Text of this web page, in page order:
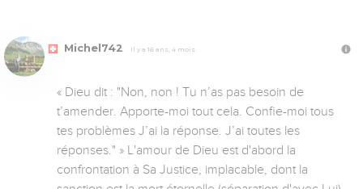
Michel742 Il y a 16 ans, 4 mois
« Dieu dit : "Non, non ! Tu n’as pas besoin de
t’amender. Apporte-moi tout cela. Confie-moi tous
tes problèmes J’ai la réponse. J’ai toutes les
réponses." » L'amour de Dieu est d'abord la
confrontation à Sa Justice, implacable, dont la